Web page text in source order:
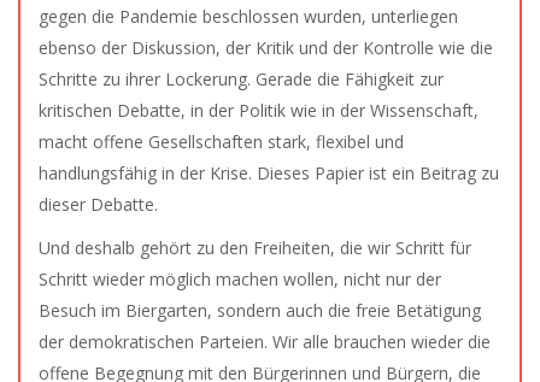
gegen die Pandemie beschlossen wurden, unterliegen
ebenso der Diskussion, der Kritik und der Kontrolle wie die
Schritte zu ihrer Lockerung. Gerade die Fähigkeit zur
kritischen Debatte, in der Politik wie in der Wissenschaft,
macht offene Gesellschaften stark, flexibel und
handlungsfähig in der Krise. Dieses Papier ist ein Beitrag zu
dieser Debatte.
Und deshalb gehört zu den Freiheiten, die wir Schritt für
Schritt wieder möglich machen wollen, nicht nur der
Besuch im Biergarten, sondern auch die freie Betätigung
der demokratischen Parteien. Wir alle brauchen wieder die
offene Begegnung mit den Bürgerinnen und Bürgern, die